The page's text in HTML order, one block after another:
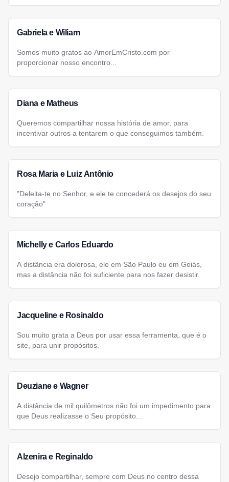
Gabriela e Wiliam
Somos muito gratos ao AmorEmCristo.com por
proporcionar nosso encontro...
Diana e Matheus
Queremos compartilhar nossa história de amor, para
incentivar outros a tentarem o que conseguimos também.
Rosa Maria e Luiz Antônio
"Deleita-te no Senhor, e ele te concederá os desejos do seu
coração"
Michelly e Carlos Eduardo
A distância era dolorosa, ele em São Paulo eu em Goiás,
mas a distância não foi suficiente para nos fazer desistir.
Jacqueline e Rosinaldo
Sou muito grata a Deus por usar essa ferramenta, que é o
site, para unir propósitos.
Deuziane e Wagner
A distância de mil quilômetros não foi um impedimento para
que Deus realizasse o Seu propósito...
Alzenira e Reginaldo
Desejo compartilhar, sempre com Deus no centro dessa